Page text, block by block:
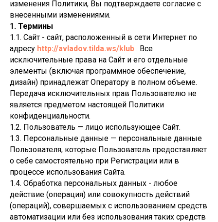
изменения Политики, Вы подтверждаете согласие с
внесенными изменениями.
1. Термины
1.1. Сайт - сайт, расположенный в сети Интернет по
адресу http://avladov.tilda.ws/klub . Все
исключительные права на Сайт и его отдельные
элементы (включая программное обеспечение,
дизайн) принадлежат Оператору в полном объеме.
Передача исключительных прав Пользователю не
является предметом настоящей Политики
конфиденциальности.
1.2. Пользователь — лицо использующее Сайт.
1.3. Персональные данные — персональные данные
Пользователя, которые Пользователь предоставляет
о себе самостоятельно при Регистрации или в
процессе использования Сайта.
1.4. Обработка персональных данных - любое
действие (операция) или совокупность действий
(операций), совершаемых с использованием средств
автоматизации или без использования таких средств